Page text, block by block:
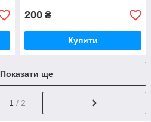
200 ₴
Купити
Показати ще
1 / 2